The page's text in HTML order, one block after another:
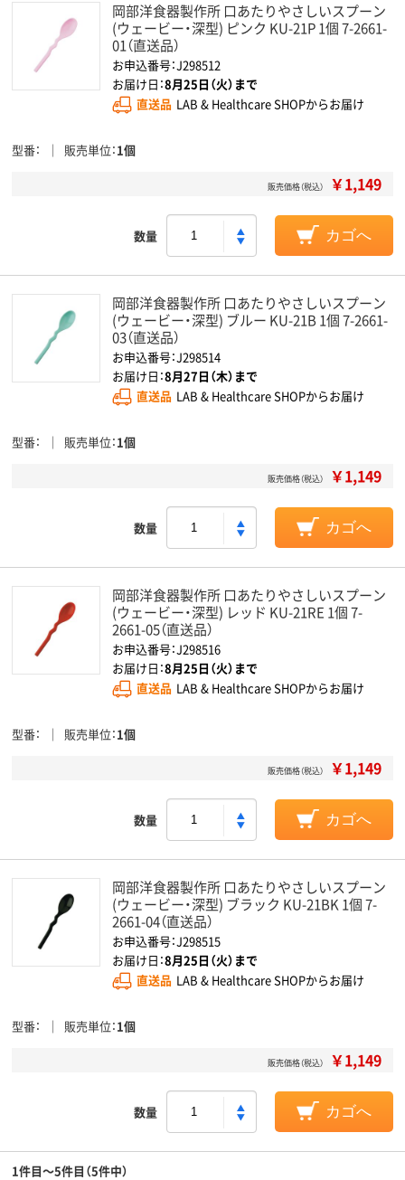
岡部洋食器製作所 口あたりやさしいスプーン
(ウェービー・深型) ピンク KU-21P 1個 7-2661-
01（直送品）
お申込番号：J298512
お届け日：8月25日（火）まで
直送品 LAB & Healthcare SHOPからお届け
型番 販売単位 1個
販売価格（税込） ￥1,149
数量 カゴへ
岡部洋食器製作所 口あたりやさしいスプーン
(ウェービー・深型) ブルー KU-21B 1個 7-2661-
03（直送品）
お申込番号：J298514
お届け日：8月27日（木）まで
直送品 LAB & Healthcare SHOPからお届け
型番 販売単位 1個
販売価格（税込） ￥1,149
数量 カゴへ
岡部洋食器製作所 口あたりやさしいスプーン
(ウェービー・深型) レッド KU-21RE 1個 7-
2661-05（直送品）
お申込番号：J298516
お届け日：8月25日（火）まで
直送品 LAB & Healthcare SHOPからお届け
型番 販売単位 1個
販売価格（税込） ￥1,149
数量 カゴへ
岡部洋食器製作所 口あたりやさしいスプーン
(ウェービー・深型) ブラック KU-21BK 1個 7-
2661-04（直送品）
お申込番号：J298515
お届け日：8月25日（火）まで
直送品 LAB & Healthcare SHOPからお届け
型番 販売単位 1個
販売価格（税込） ￥1,149
数量 カゴへ
1件目～5件目（5件中）